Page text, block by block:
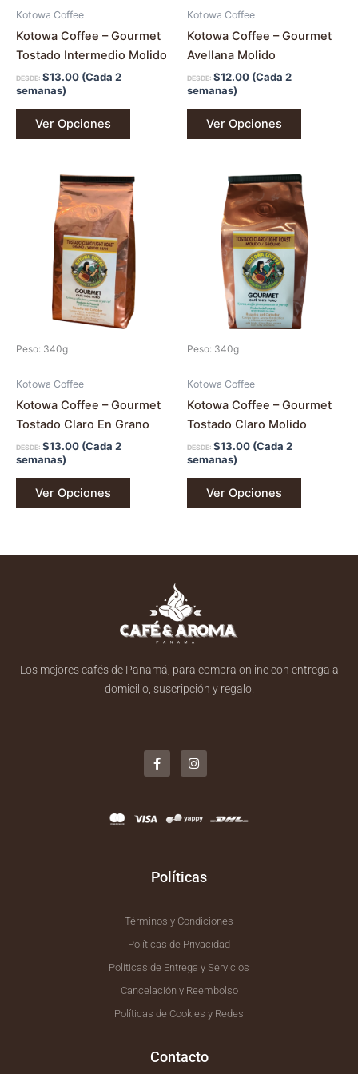
Kotowa Coffee
Kotowa Coffee – Gourmet
Tostado Intermedio Molido
DESDE: $13.00 (Cada 2
semanas)
Ver Opciones
página
de
Kotowa Coffee
Kotowa Coffee – Gourmet
Avellana Molido
DESDE: $12.00 (Cada 2
semanas)
Ver Opciones
página
Peso: 340g
Kotowa Coffee
Kotowa Coffee – Gourmet
Tostado Claro En Grano
DESDE: $13.00 (Cada 2
semanas)
Ver Opciones
Este
producto
tiene
múltiples
Las
opciones
se
página
de
Peso: 340g
Kotowa Coffee
Kotowa Coffee – Gourmet
Tostado Claro Molido
DESDE: $13.00 (Cada 2
semanas)
Ver Opciones
Este
producto
tiene
múltiples
variantes.
Las
opciones
se
página
de
Los mejores cafés de Panamá, para compra online con entrega a
domicilio, suscripción y regalo.
a
c
e
o
k
n
s
t
a
Políticas
Términos y Condiciones
Políticas de Privacidad
Políticas de Entrega y Servicios
Cancelación y Reembolso
Políticas de Cookies y Redes
Contacto